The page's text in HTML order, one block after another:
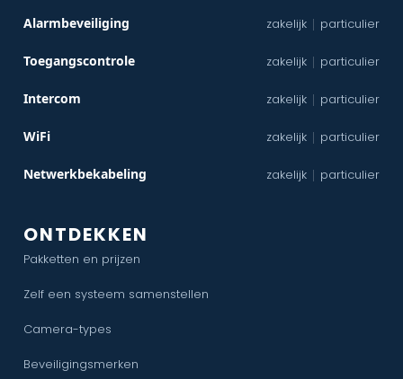
Alarmbeveiliging zakelijk | particulier
Toegangscontrole zakelijk | particulier
Intercom zakelijk | particulier
WiFi zakelijk | particulier
Netwerkbekabeling zakelijk | particulier
ONTDEKKEN
Pakketten en prijzen
Zelf een systeem samenstellen
Camera-types
Beveiligingsmerken